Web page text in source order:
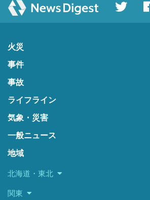
火災
事件
事故
ライフライン
気象・災害
一般ニュース
地域
北海道・東北
関東